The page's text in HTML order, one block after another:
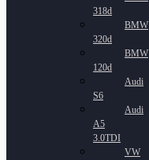
318d
BMW
320d
BMW
120d
Audi
S6
Audi
A5
3.0TDI
VW